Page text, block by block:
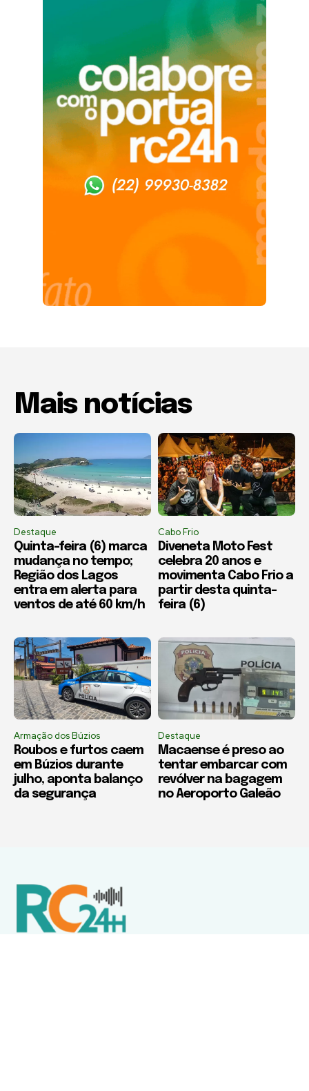
Mais notícias
Destaque
Quinta-feira (6) marca
mudança no tempo;
Região dos Lagos
entra em alerta para
ventos de até 60 km/h
Cabo Frio
Diveneta Moto Fest
celebra 20 anos e
movimenta Cabo Frio a
partir desta quinta-
feira (6)
Armação dos Búzios
Roubos e furtos caem
em Búzios durante
julho, aponta balanço
da segurança
Destaque
Macaense é preso ao
tentar embarcar com
revólver na bagagem
no Aeroporto Galeão